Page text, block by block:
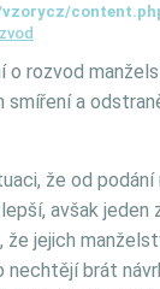
o rozvod
smíření a
že od podání
avšak jeden
že jejich
nechtějí brát